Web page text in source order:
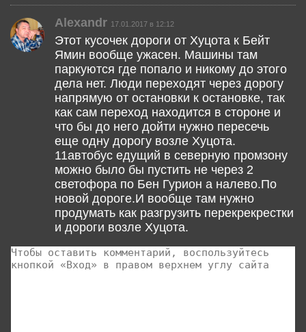
Alexandr 17.01.2017 в 12:12
Этот кусочек дороги от Хуцота к Бейт
Ямин вообще ужасен. Машины там
паркуются где попало и никому до этого
дела нет. Люди переходят через дорогу
напрямую от остановки к остановке, так
как сам переход находится в стороне и
что бы до него дойти нужно пересечь
еще одну дорогу возле Хуцота.
11автобус едущий в северную промзону
можно было бы пустить не через 2
светофора по Бен Гурион а налево.По
новой дороге.И вообще там нужно
продумать как разгрузить перекрекрестки
и дороги возле Хуцота.